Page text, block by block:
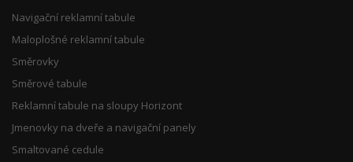
Navigační reklamní tabule
Maloplošné reklamní tabule
Směrovky
Směrové tabule
Reklamní tabule na sloupy Horizont
Jmenovky na dveře a navigační panely
Smaltované cedule